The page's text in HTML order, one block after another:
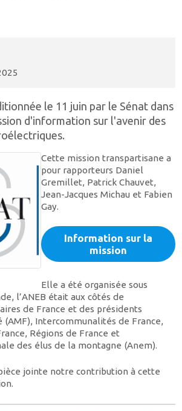
le 11 juin par le Sénat dans
d'information sur l'avenir des
Cette mission transpartisane a
pour rapporteurs Daniel
Gremillet, Patrick Chauvet,
Jean-Jacques Michau et Fabien
Gay.
Information sur la
mission
Elle a été organisée sous
l’ANEB était aux côtés de
de France et des présidents
(AMF), Intercommunalités de France,
Régions de France et
des élus de la montagne (Anem).
jointe notre contribution à cette